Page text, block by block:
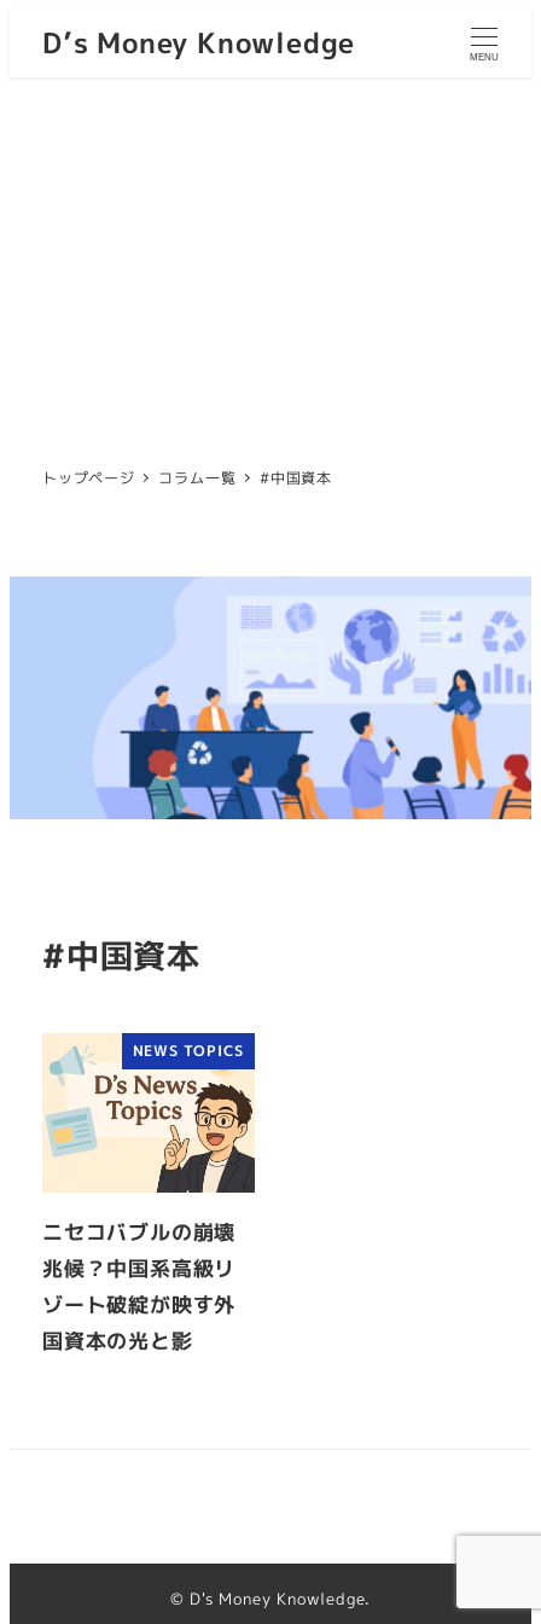
D’s Money Knowledge MENU
トップページ コラム一覧 #中国資本
#中国資本
NEWS TOPICS
ニセコバブルの崩壊
兆候？中国系高級リ
ゾート破綻が映す外
国資本の光と影
© D's Money Knowledge.